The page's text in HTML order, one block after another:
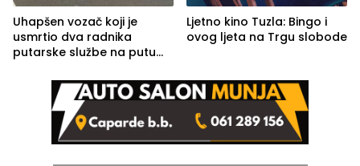
Uhapšen vozač koji je
usmrtio dva radnika
putarske službe na putu
(FOTO)
Ljetno kino Tuzla: Bingo i
ovog ljeta na Trgu slobode